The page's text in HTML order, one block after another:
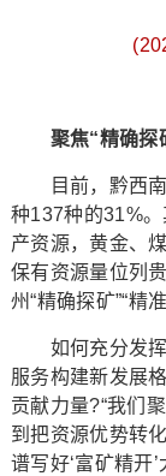
聚焦“精确探
目前，黔西南
种137种的31%
产资源，黄金、
保有资源量位列
州“精确探矿”“精
如何充分发挥
服务构建新发展
贡献力量?“我们
到把资源优势转
谱写好‘富矿精开